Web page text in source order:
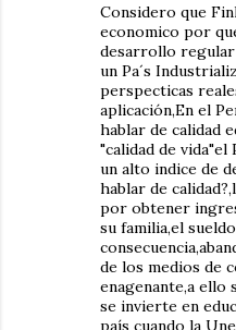
Considero que
economico por
desarrollo regular
un Pa´s
perspecticas
aplicación,En el
hablar de calidad
"calidad de vida"el
un alto indice de
hablar de
por obtener
su familia,el
de los medios de
enagenante,a ello
se invierte en
país cuando la